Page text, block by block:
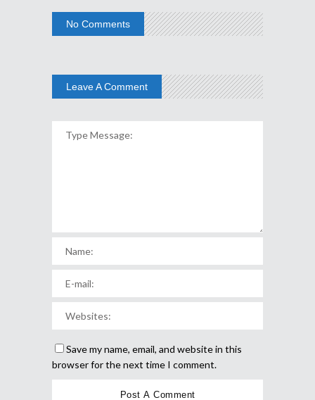
No Comments
Leave A Comment
Save my name, email, and website in this
browser for the next time I comment.